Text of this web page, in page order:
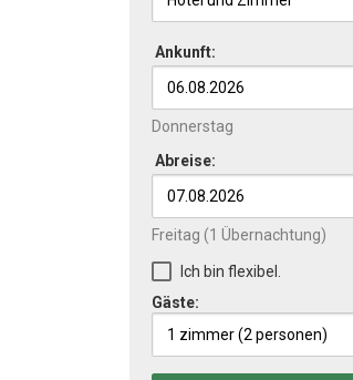
Ankunft:
Donnerstag
Abreise:
Freitag (1 Übernachtung)
Ich bin flexibel.
Gäste:
1 zimmer(2 personen)